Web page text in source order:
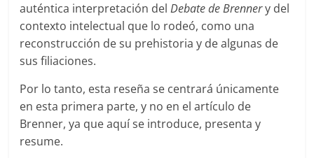
auténtica interpretación delDebate de Brennery del
contexto intelectual que lo rodeó, como una
reconstrucción de su prehistoria y de algunas de
sus filiaciones.
Por lo tanto, esta reseña se centrará únicamente
en esta primera parte, y no en el artículo de
Brenner, ya que aquí se introduce, presenta y
resume.